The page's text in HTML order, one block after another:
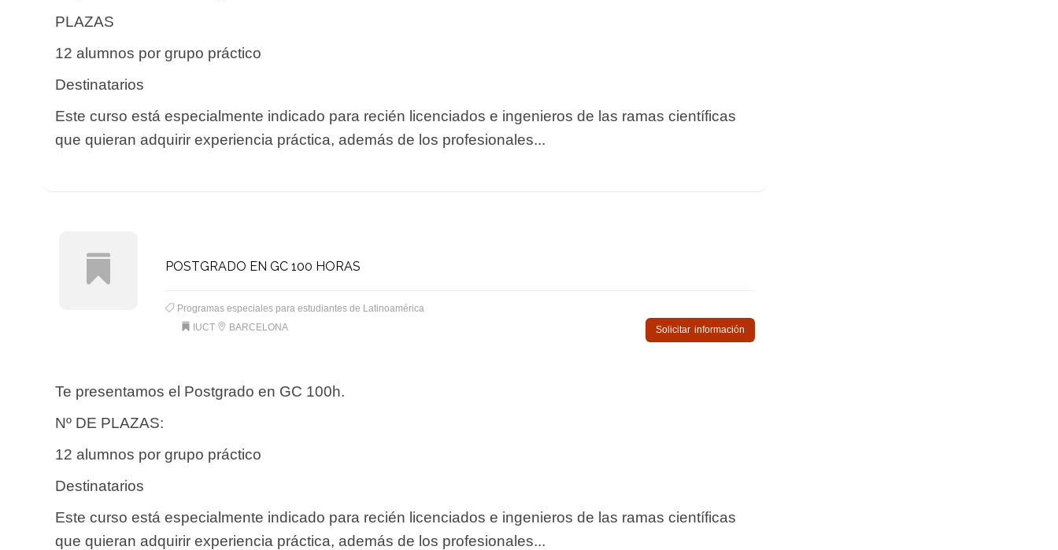
PLAZAS
12 alumnos por grupo práctico
Destinatarios
Este curso está especialmente indicado para recién licenciados e ingenieros de las ramas científicas
que quieran adquirir experiencia práctica, además de los profesionales...
POSTGRADO EN GC 100 HORAS
Programas especiales para estudiantes de Latinoamérica
IUCT
BARCELONA Solicitar información
Te presentamos el Postgrado en GC 100h.
Nº DE PLAZAS:
12 alumnos por grupo práctico
Destinatarios
Este curso está especialmente indicado para recién licenciados e ingenieros de las ramas científicas
que quieran adquirir experiencia práctica, además de los profesionales...